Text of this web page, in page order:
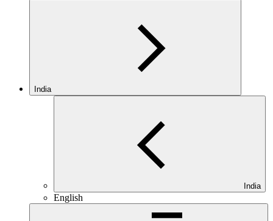
India
India
English